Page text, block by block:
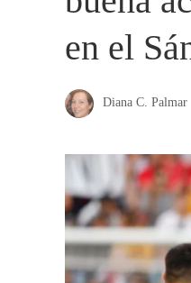
en el
Diana C. Palmar